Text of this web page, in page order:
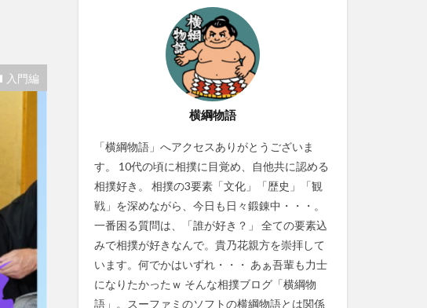
入門編
横綱物語
「横綱物語」へアクセスありがとうございま
す。 10代の頃に相撲に目覚め、自他共に認める
相撲好き。 相撲の3要素「文化」「歴史」「観
戦」を深めながら、今日も日々鍛錬中・・・。
一番困る質問は、「誰が好き？」 全ての要素込
みで相撲が好きなんで。貴乃花親方を崇拝して
います。何でかはいずれ・・・ あぁ吾輩も力士
になりたかったｗ そんな相撲ブログ「横綱物
語」。スーファミのソフトの横綱物語とは関係